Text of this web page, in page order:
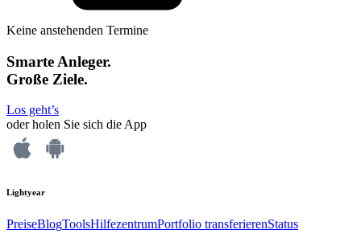
Keine anstehenden Termine
Smarte Anleger.
Große Ziele.
Los geht’s
oder holen Sie sich die App
Lightyear
PreiseBlogToolsHilfezentrumPortfolio transferierenStatus